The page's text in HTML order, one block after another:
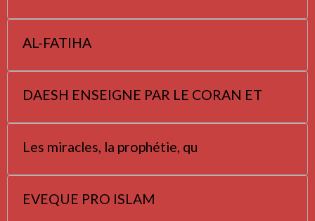
AL-FATIHA
DAESH ENSEIGNE PAR LE CORAN ET
Les miracles, la prophétie, qu
EVEQUE PRO ISLAM